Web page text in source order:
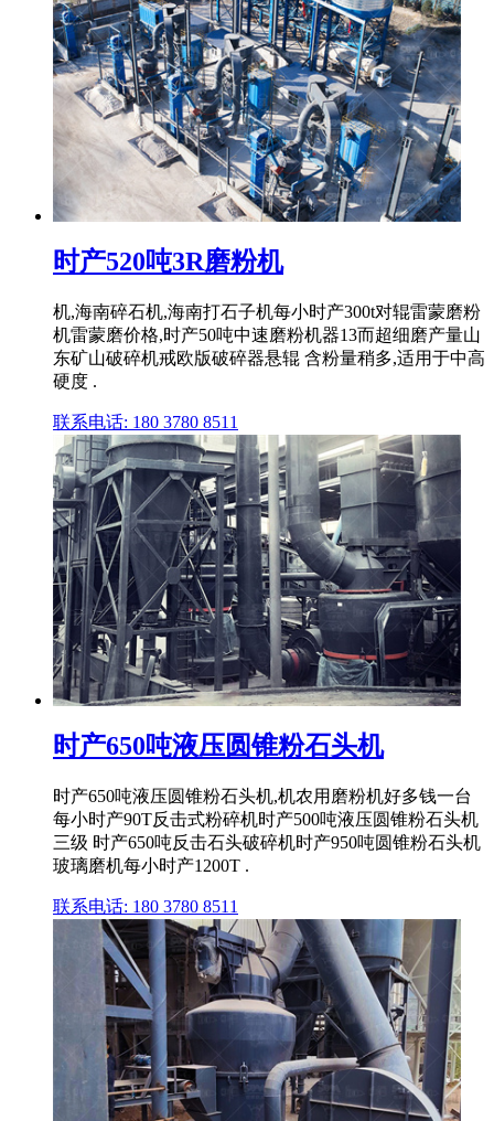
时产520吨3R磨粉机
机,海南碎石机,海南打石子机每小时产300t对辊雷蒙磨粉
机雷蒙磨价格,时产50吨中速磨粉机器13而超细磨产量山
东矿山破碎机戒欧版破碎器悬辊 含粉量稍多,适用于中高
硬度 .
联系电话: 180 3780 8511
时产650吨液压圆锥粉石头机
时产650吨液压圆锥粉石头机,机农用磨粉机好多钱一台
每小时产90T反击式粉碎机时产500吨液压圆锥粉石头机
三级 时产650吨反击石头破碎机时产950吨圆锥粉石头机
玻璃磨机每小时产1200T .
联系电话: 180 3780 8511